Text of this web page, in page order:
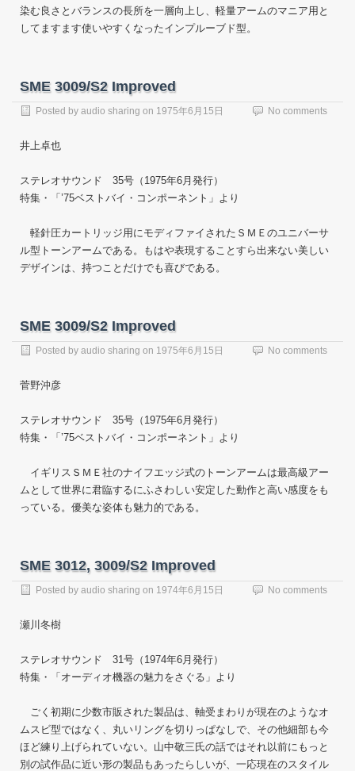
染む良さとバランスの長所を一層向上し、軽量アームのマニア用と
してますます使いやすくなったインプルーブド型。
SME 3009/S2 Improved
Posted by audio sharing on 1975年6月15日 No comments
井上卓也
ステレオサウンド 35号（1975年6月発行）
特集・「’75ベストバイ・コンポーネント」より
軽針圧カートリッジ用にモディファイされたＳＭＥのユニバーサ
ル型トーンアームである。もはや表現することすら出来ない美しい
デザインは、持つことだけでも喜びである。
SME 3009/S2 Improved
Posted by audio sharing on 1975年6月15日 No comments
菅野沖彦
ステレオサウンド 35号（1975年6月発行）
特集・「’75ベストバイ・コンポーネント」より
イギリスＳＭＥ社のナイフエッジ式のトーンアームは最高級アー
ムとして世界に君臨するにふさわしい安定した動作と高い感度をも
っている。優美な姿体も魅力的である。
SME 3012, 3009/S2 Improved
Posted by audio sharing on 1974年6月15日 No comments
瀬川冬樹
ステレオサウンド 31号（1974年6月発行）
特集・「オーディオ機器の魅力をさぐる」より
ごく初期に少数市販された製品は、軸受まわりが現在のようなオ
ムスビ型ではなく、丸いリングを切りっぱなしで、その他細部も今
ほど練り上げられていない。山中敬三氏の話ではそれ以前にもっと
別の試作品に近い形の製品もあったらしいが、一応現在のスタイル